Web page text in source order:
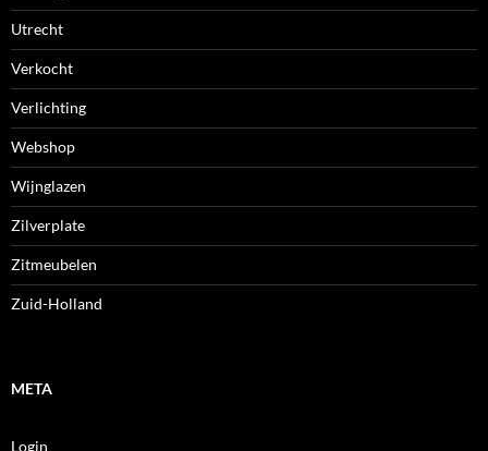
Utrecht
Verkocht
Verlichting
Webshop
Wijnglazen
Zilverplate
Zitmeubelen
Zuid-Holland
META
Login